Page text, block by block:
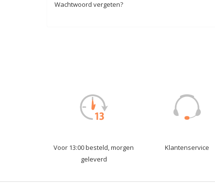
Wachtwoord vergeten?
Voor 13:00 besteld, morgen
geleverd
Klantenservice